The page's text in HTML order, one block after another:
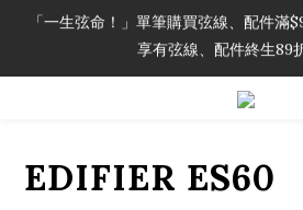
「一生弦命！」單筆購買弦線、配件滿
享有弦線、配件終生89
享有弦線、配件終生89
加入會員即領2000元購物金。 加入
「一生弦命！」單筆購買弦線、配件滿
享有弦線、配件終生89
EDIFIER ES60